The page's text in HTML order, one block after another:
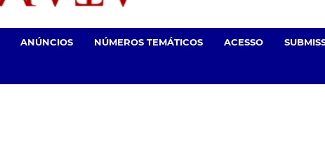
ANÚNCIOS NÚMEROS TEMÁTICOS ACESSO